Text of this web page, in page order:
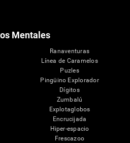
Mentales
Ranaventuras
Línea de Caramelos
Puzles
Pingüino Explorador
Dígitos
Zumbalú
Explotaglobos
Encrucijada
Hiper-espacio
Frescazoo